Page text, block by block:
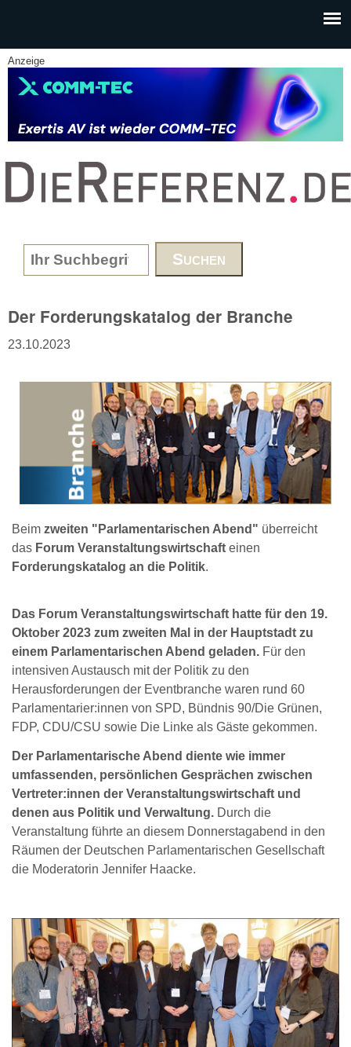
Anzeige
www.DieReferenz.de
Search form
Der Forderungskatalog der Branche
23.10.2023
Beim zweiten "Parlamentarischen Abend" überreicht
das Forum Veranstaltungswirtschaft einen
Forderungskatalog an die Politik.
Das Forum Veranstaltungswirtschaft hatte für den 19.
Oktober 2023 zum zweiten Mal in der Hauptstadt zu
einem Parlamentarischen Abend geladen. Für den
intensiven Austausch mit der Politik zu den
Herausforderungen der Eventbranche waren rund 60
Parlamentarier:innen von SPD, Bündnis 90/Die Grünen,
FDP, CDU/CSU sowie Die Linke als Gäste gekommen.
Der Parlamentarische Abend diente wie immer
umfassenden, persönlichen Gesprächen zwischen
Vertreter:innen der Veranstaltungswirtschaft und
denen aus Politik und Verwaltung. Durch die
Veranstaltung führte an diesem Donnerstagabend in den
Räumen der Deutschen Parlamentarischen Gesellschaft
die Moderatorin Jennifer Haacke.